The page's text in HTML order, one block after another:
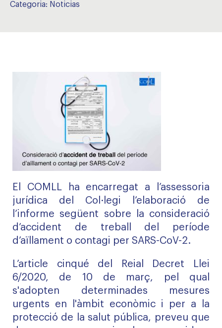
Categoria: Noticias
El COMLL ha encarregat a l’assessoria
jurídica del Col·legi l’elaboració de
l’informe següent sobre la consideració
d’accident de treball del període
d’aïllament o contagi per SARS-CoV-2.
L’article cinqué del Reial Decret Llei
6/2020, de 10 de març, pel qual
s'adopten determinades mesures
urgents en l'àmbit econòmic i per a la
protecció de la salut pública, preveu que